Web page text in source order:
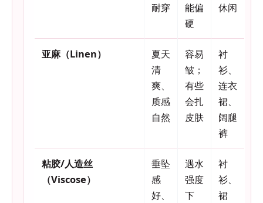
耐穿
能偏
硬
休闲
亚麻（Linen）
夏天
清
爽、
质感
自然
容易
皱；
有些
会扎
皮肤
衬
衫、
连衣
裙、
阔腿
裤
粘胶/人造丝
（Viscose）
垂坠
感
好、
遇水
强度
下
衬
衫、
裙